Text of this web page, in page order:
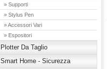
» Supporti
» Stylus Pen
» Accessori Vari
» Espositori
Plotter Da Taglio
Smart Home - Sicurezza